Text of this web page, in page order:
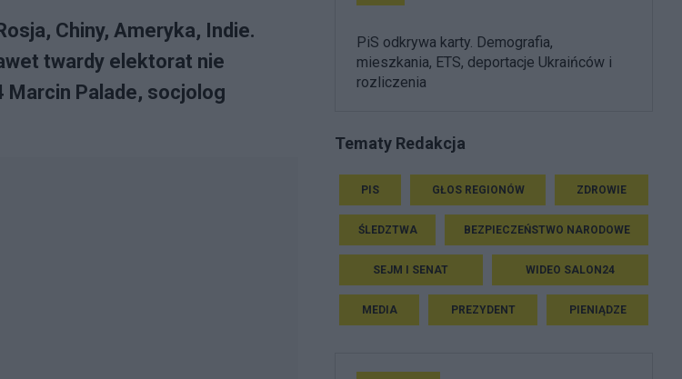
Chiny, Ameryka, Indie.
twardy elektorat nie
Marcin Palade, socjolog
PiS odkrywa karty. Demografia,
mieszkania, ETS, deportacje Ukraińców i
rozliczenia
Tematy Redakcja
PIS GŁOS REGIONÓW ZDROWIE
ŚLEDZTWA BEZPIECZEŃSTWO NARODOWE
SEJM I SENAT WIDEO SALON24
MEDIA PREZYDENT PIENIĄDZE